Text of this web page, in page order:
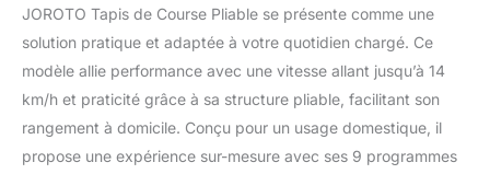
JOROTO Tapis de Course Pliable se présente comme une
solution pratique et adaptée à votre quotidien chargé. Ce
modèle allie performance avec une vitesse allant jusqu’à 14
km/h et praticité grâce à sa structure pliable, facilitant son
rangement à domicile. Conçu pour un usage domestique, il
propose une expérience sur-mesure avec ses 9 programmes